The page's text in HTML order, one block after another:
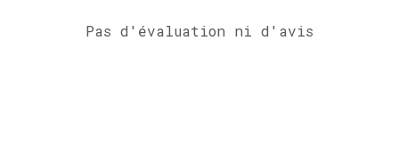
Pas d'évaluation ni d'avis